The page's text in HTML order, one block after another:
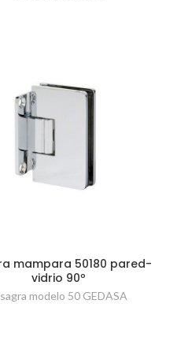
mampara 50180 pared-
vidrio 90º
modelo 50 GEDASA